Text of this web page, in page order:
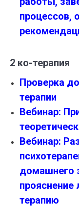
процессов,
2 ко-терапия
Проверка
терапии
Вебинар:
Вебинар:
домашнего
прояснение
терапию